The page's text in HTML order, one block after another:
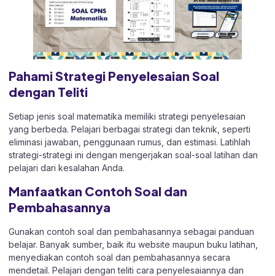
Pahami Strategi Penyelesaian Soal
dengan Teliti
Setiap jenis soal matematika memiliki strategi penyelesaian
yang berbeda. Pelajari berbagai strategi dan teknik, seperti
eliminasi jawaban, penggunaan rumus, dan estimasi. Latihlah
strategi-strategi ini dengan mengerjakan soal-soal latihan dan
pelajari dari kesalahan Anda.
Manfaatkan Contoh Soal dan
Pembahasannya
Gunakan contoh soal dan pembahasannya sebagai panduan
belajar. Banyak sumber, baik itu website maupun buku latihan,
menyediakan contoh soal dan pembahasannya secara
mendetail. Pelajari dengan teliti cara penyelesaiannya dan